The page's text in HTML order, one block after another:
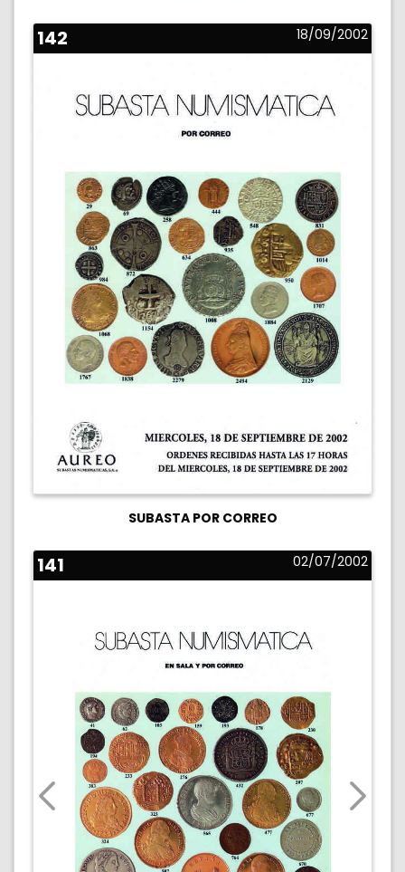
142 18/09/2002
SUBASTA POR CORREO
141 02/07/2002